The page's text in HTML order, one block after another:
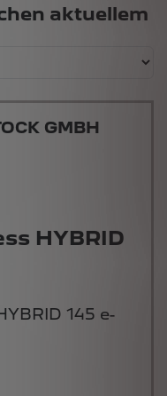
aktuellem
HYBRID
GMBH